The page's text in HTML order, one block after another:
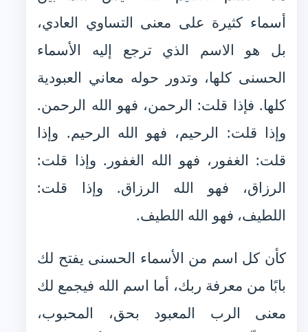
أسماء كثيرة على معنى التساوي العادي،
بل هو الاسم الذي ترجع إليه الأسماء
الحسنى كلها، وتدور حوله معاني العبودية
كلها. فإذا قلت: الرحمن، فهو الله الرحمن.
وإذا قلت: الرحيم، فهو الله الرحيم. وإذا
قلت: الغفور، فهو الله الغفور. وإذا قلت:
الرزاق، فهو الله الرزاق. وإذا قلت:
اللطيف، فهو الله اللطيف.
كأن كل اسم من الأسماء الحسنى يفتح لك
بابًا من معرفة ربك، أما اسم الله فيجمع لك
معنى الرب المعبود بحق، المحبوب،